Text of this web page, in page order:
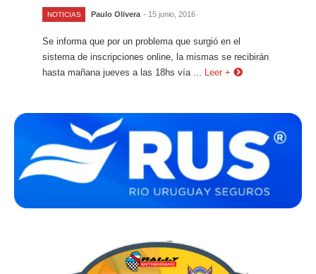
NOTICIAS Paulo Olivera - 15 junio, 2016
Se informa que por un problema que surgió en el
sistema de inscripciones online, la mismas se recibirán
hasta mañana jueves a las 18hs vía ...
Leer +